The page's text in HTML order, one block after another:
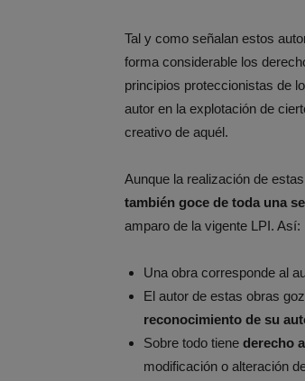
Tal y como señalan estos
forma considerable los
principios proteccionistas de
autor en la explotación de
creativo de aquél.
Aunque la realización de
también goce de toda una
amparo de la vigente LPI. Así:
Una obra corresponde al
El autor de estas obras
reconocimiento de su
Sobre todo tiene derecho
modificación o alteración